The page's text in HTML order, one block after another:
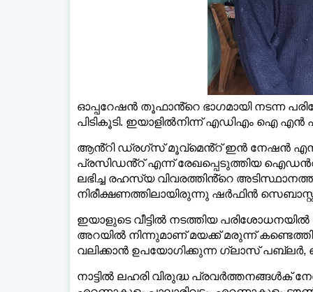
ഓപ്പറേഷൻ തൂഫാൻ്റെ ഭാഗമായി നടന്ന
പിടികൂടി. ഇയാളിൽനിന്ന് എഡിഎം ഐ എൻ എ
ആൻ്റി ഡ്രഗ്സ് മൂവ്മെൻ്റ് ഇൻ നേഷൻ
പ്രസിഡൻ്റ് എന്ന് രേഖപ്പെടുത്തിയ
ലഭിച്ച രഹസ്യ വിവരത്തിൻ്റെ
നിരീക്ഷണത്തിലായിരുന്നു ഷർഫിൻ
ഇയാളുടെ വീട്ടിൽ നടത്തിയ
അറയിൽ നിന്നുമാണ് മയക്ക് മരുന്ന്
വലിക്കാൻ ഉപയോഗിക്കുന്ന ഗ്ലാസ് പബ്ലർ,
നാട്ടിൽ ലഹരി വിരുദ്ധ പ്രവർത്തനങ്ങൾക്